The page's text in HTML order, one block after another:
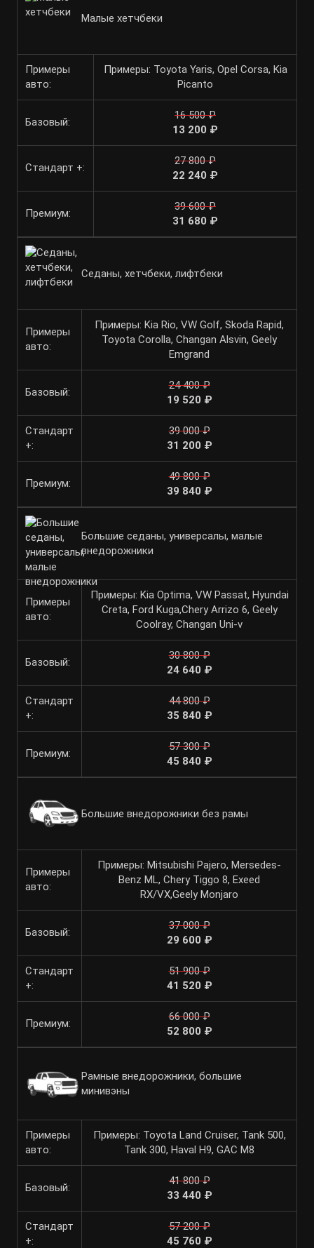
Малые хетчбеки
Примеры
авто:
Примеры: Toyota Yaris, Opel Corsa, Kia
Picanto
Базовый:
16 500 ₽
13 200 ₽
Стандарт +:
27 800 ₽
22 240 ₽
Премиум:
39 600 ₽
31 680 ₽
Седаны, хетчбеки, лифтбеки
Примеры
авто:
Примеры: Kia Rio, VW Golf, Skoda Rapid,
Toyota Corolla, Changan Alsvin, Geely
Emgrand
Базовый:
24 400 ₽
19 520 ₽
Стандарт
+:
39 000 ₽
31 200 ₽
Премиум:
49 800 ₽
39 840 ₽
Большие седаны, универсалы, малые
внедорожники
Примеры
авто:
Примеры: Kia Optima, VW Passat, Hyundai
Creta, Ford Kuga,Chery Arrizo 6, Geely
Coolray, Changan Uni-v
Базовый:
30 800 ₽
24 640 ₽
Стандарт
+:
44 800 ₽
35 840 ₽
Премиум:
57 300 ₽
45 840 ₽
Большие внедорожники без рамы
Примеры
авто:
Примеры: Mitsubishi Pajero, Mersedes-
Benz ML, Chery Tiggo 8, Exeed
RX/VX,Geely Monjaro
Базовый:
37 000 ₽
29 600 ₽
Стандарт
+:
51 900 ₽
41 520 ₽
Премиум:
66 000 ₽
52 800 ₽
Рамные внедорожники, большие
минивэны
Примеры
авто:
Примеры: Toyota Land Cruiser, Tank 500,
Tank 300, Haval H9, GAC M8
Базовый:
41 800 ₽
33 440 ₽
Стандарт
+:
57 200 ₽
45 760 ₽